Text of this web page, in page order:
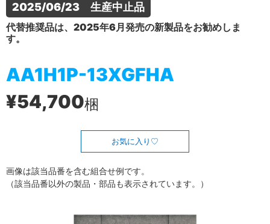
2025/06/23　生産中止品
代替推奨品は、2025年6月発売の新製品をお勧めしま
す。
AA1H1P-13XGFHA
¥54,700梱
お気に入り
画像は該当品番を含む組合せ例です。
（該当品番以外の製品・部品も表示されています。）